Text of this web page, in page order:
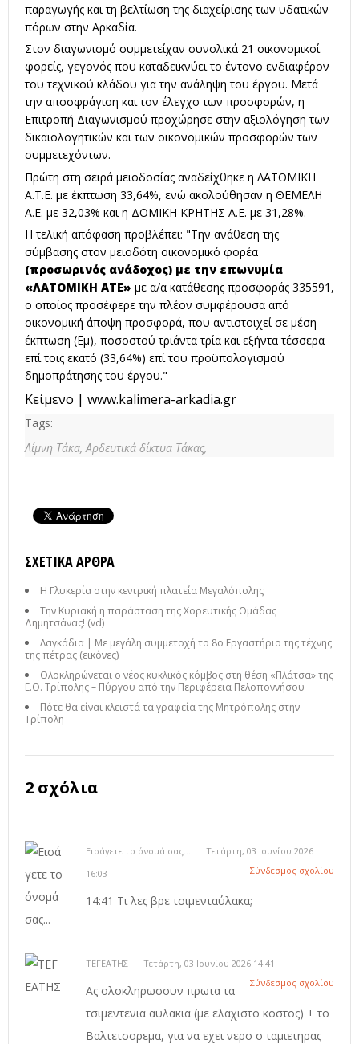
παραγωγής και τη βελτίωση της διαχείρισης των υδατικών
πόρων στην Αρκαδία.
Στον διαγωνισμό συμμετείχαν συνολικά 21 οικονομικοί
φορείς, γεγονός που καταδεικνύει το έντονο ενδιαφέρον
του τεχνικού κλάδου για την ανάληψη του έργου. Μετά
την αποσφράγιση και τον έλεγχο των προσφορών, η
Επιτροπή Διαγωνισμού προχώρησε στην αξιολόγηση των
δικαιολογητικών και των οικονομικών προσφορών των
συμμετεχόντων.
Πρώτη στη σειρά μειοδοσίας αναδείχθηκε η ΛΑΤΟΜΙΚΗ
Α.Τ.Ε. με έκπτωση 33,64%, ενώ ακολούθησαν η ΘΕΜΕΛΗ
Α.Ε. με 32,03% και η ΔΟΜΙΚΗ ΚΡΗΤΗΣ Α.Ε. με 31,28%.
Η τελική απόφαση προβλέπει: "Την ανάθεση της
σύμβασης στον μειοδότη οικονομικό φορέα
(προσωρινός ανάδοχος) με την επωνυμία
«ΛΑΤΟΜΙΚΗ ΑΤΕ» με α/α κατάθεσης προσφοράς 335591,
ο οποίος προσέφερε την πλέον συμφέρουσα από
οικονομική άποψη προσφορά, που αντιστοιχεί σε μέση
έκπτωση (Εμ), ποσοστού τριάντα τρία και εξήντα τέσσερα
επί τοις εκατό (33,64%) επί του προϋπολογισμού
δημοπράτησης του έργου."
Κείμενο | www.kalimera-arkadia.gr
Tags:
Λίμνη Τάκα, Αρδευτικά δίκτυα Τάκας,
ΣΧΕΤΙΚΆ ΆΡΘΡΑ
Η Γλυκερία στην κεντρική πλατεία Μεγαλόπολης
Την Κυριακή η παράσταση της Χορευτικής Ομάδας
Δημητσάνας! (vd)
Λαγκάδια | Με μεγάλη συμμετοχή το 8ο Εργαστήριο της τέχνης
της πέτρας (εικόνες)
Ολοκληρώνεται ο νέος κυκλικός κόμβος στη θέση «Πλάτσα» της
Ε.Ο. Τρίπολης – Πύργου από την Περιφέρεια Πελοποννήσου
Πότε θα είναι κλειστά τα γραφεία της Μητρόπολης στην
Τρίπολη
2 σχόλια
Εισάγετε το όνομά σας...
Τετάρτη, 03 Ιουνίου 2026
16:03
Σύνδεσμος σχολίου
14:41 Τι λες βρε τσιμενταύλακα;
ΤΕΓΕΑΤΗΣ
Τετάρτη, 03 Ιουνίου 2026 14:41
Σύνδεσμος σχολίου
Ας ολοκληρωσουν πρωτα τα
τσιμεντενια αυλακια (με ελαχιστο κοστος) + το
Βαλτετσορεμα, για να εχει νερο ο ταμιετηρας